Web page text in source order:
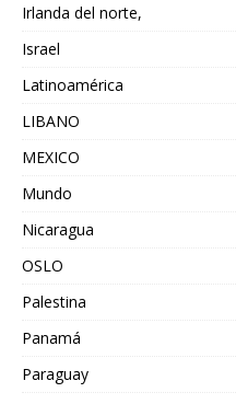
Irlanda del norte,
Israel
Latinoamérica
LIBANO
MEXICO
Mundo
Nicaragua
OSLO
Palestina
Panamá
Paraguay